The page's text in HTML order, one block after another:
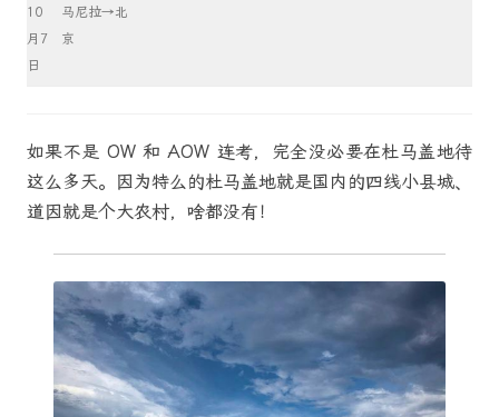
10
月7
日
马尼拉→北
京
如果不是 OW 和 AOW 连考，完全没必要在杜马盖地待
这么多天。因为特么的杜马盖地就是国内的四线小县城、
道因就是个大农村，啥都没有！